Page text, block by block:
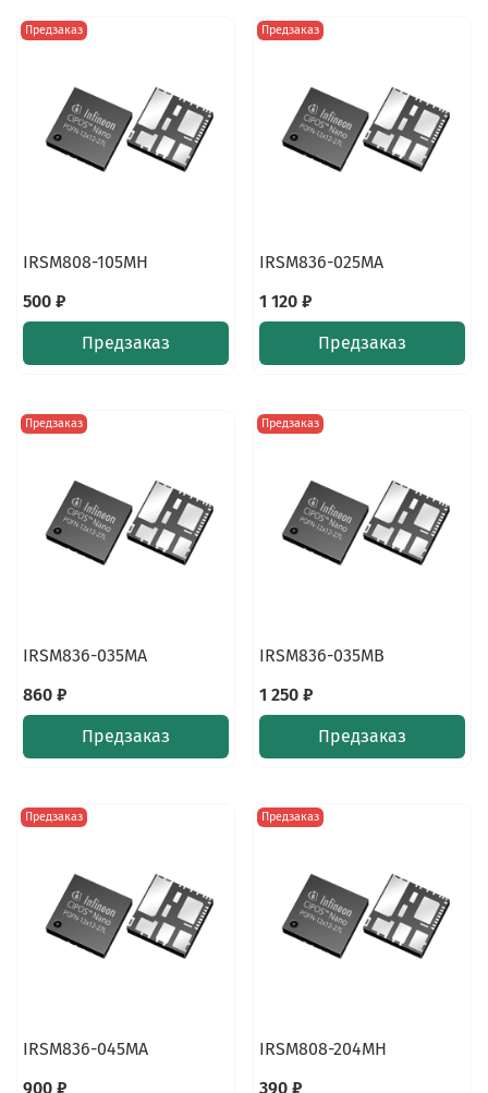
Предзаказ
IRSM808-105MH
500 ₽
Предзаказ
Предзаказ
IRSM836-025MA
1 120 ₽
Предзаказ
Предзаказ
IRSM836-035MA
860 ₽
Предзаказ
Предзаказ
IRSM836-035MB
1 250 ₽
Предзаказ
Предзаказ
IRSM836-045MA
900 ₽
Предзаказ
IRSM808-204MH
390 ₽